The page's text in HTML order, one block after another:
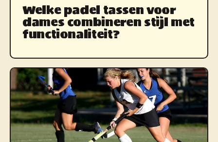
Welke padel tassen voor
dames combineren stijl met
functionaliteit?